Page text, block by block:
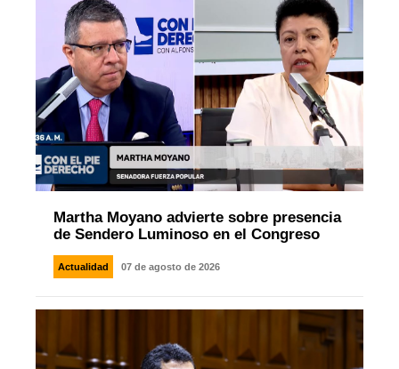
Martha Moyano advierte sobre presencia
de Sendero Luminoso en el Congreso
Actualidad 07 de agosto de 2026